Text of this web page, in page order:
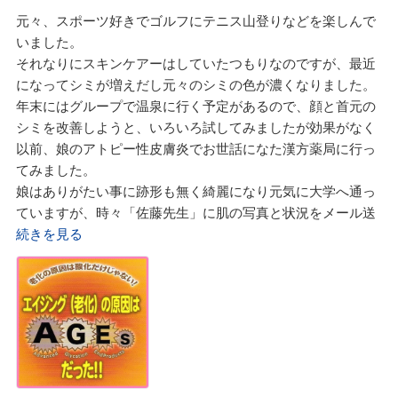
の輸卵管エキス」と「亀とスッポン」のエキスを奨められま
した。処方せんで飲める漢方薬は3割負担ですが、すみれ漢
方施薬院薬局さんから奨められたのは全額自己負担ですが、
主人に内緒で買っていた高級化粧品よりは安価でした。東
洋 桂枝茯苓丸同様に飲み出して三ヶ月ほどしたら肌に瑞々
しさが漲りだし主人も「最近、きれいになったな。肌に張り
があるぞ」と言ってくれました。意外だったのは陰部の乾燥
感までが快適になったのです。婦人科でホルモン剤を飲んだ
り外用軟膏を使用していましたが改善されなかったのに漢方
薬と自然の恵みエキスで肌だけでは無く他の事も快適になり
ました。当初はカエルの輸卵管とか亀とかスッポンとかで少
し不安でしたが、すみれ漢方施薬院薬局の佐藤先生の説明を
聞いて決心しました。東洋の桂枝茯苓丸以外は健康食品でし
たが薬局の薬剤師さんが説明してくれたので安心して飲みま
した。最近ではきれいになって私を見た主人のお母さんが飲
みたいとのことで、一緒にカエルの輸卵管と亀とスッポンの
エキスをスタート。義母の漢方薬は佐藤先生のお薦めで東洋
の桂枝茯苓丸ではなく東洋の薏苡仁湯を飲んでいます。これ
元々、スポーツ好きでゴルフにテニス山登りなどを楽しんで
いました。
それなりにスキンケアーはしていたつもりなのですが、最近
になってシミが増えだし元々のシミの色が濃くなりました。
年末にはグループで温泉に行く予定があるので、顔と首元の
シミを改善しようと、いろいろ試してみましたが効果がなく
以前、娘のアトピー性皮膚炎でお世話になた漢方薬局に行っ
てみました。
娘はありがたい事に跡形も無く綺麗になり元気に大学へ通っ
ていますが、時々「佐藤先生」に肌の写真と状況をメール送
信してアドバイスをいただいているようです。
今回は私が相談に行きました。
健康相談の予約を知れたとき、来局時には娘の時と同様に先
週の食事内容を書いた物とお薬手帳と血液検査値を持参する
ようにとの事でした。
娘も私も甘い物が大好き、思っていたように赤色で食べては
いけないものに線をひいてくれました。
チョコレート・チーズケーキ・乳製品・先生曰く「アヤシイ
続きを見る